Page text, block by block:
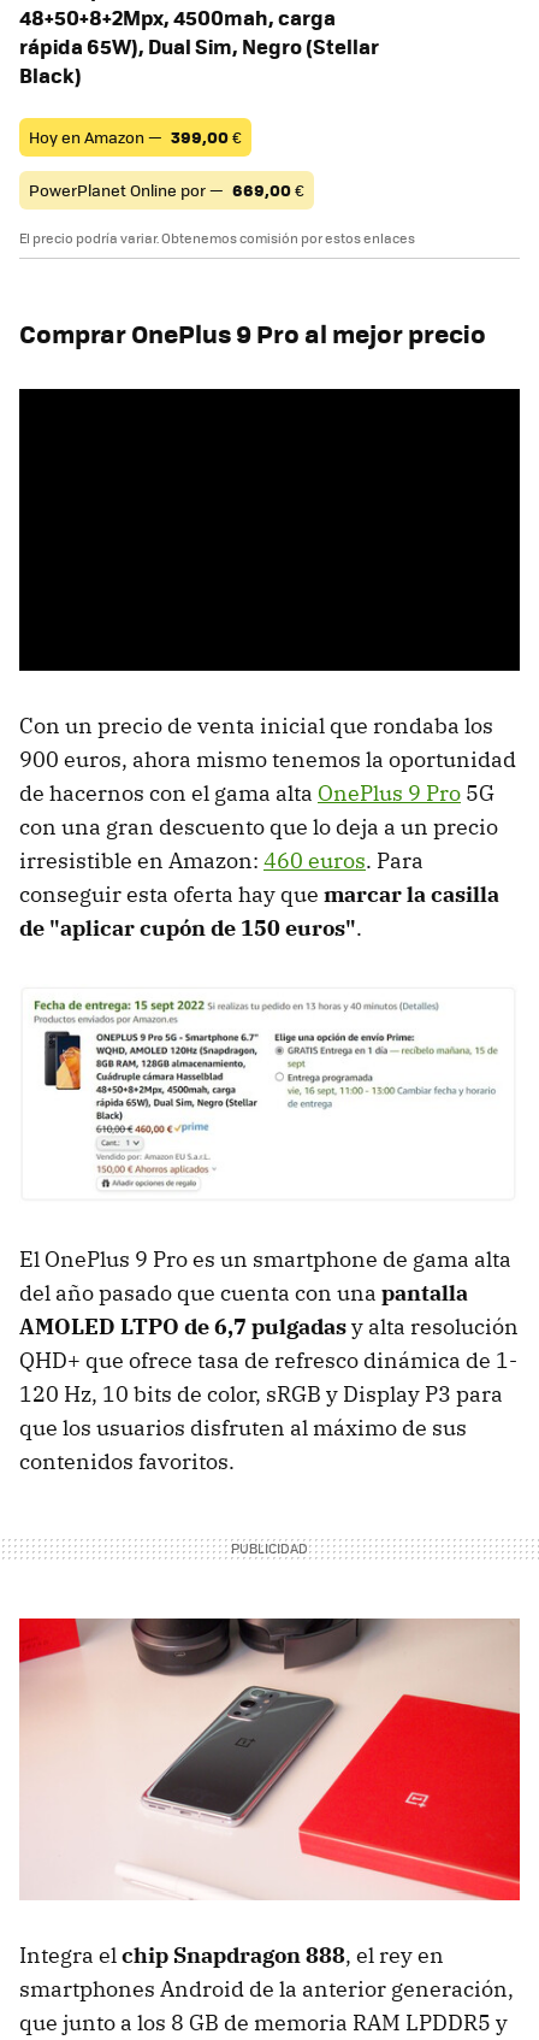
48+50+8+2Mpx, 4500mah, carga
rápida 65W), Dual Sim, Negro (Stellar
Black)
Hoy en Amazon — 399,00€
PowerPlanet Online por — 669,00€
El precio podría variar. Obtenemos comisión por estos enlaces
Comprar OnePlus 9 Pro al mejor precio
Con un precio de venta inicial que rondaba los
900 euros, ahora mismo tenemos la oportunidad
de hacernos con el gama alta OnePlus 9 Pro 5G
con una gran descuento que lo deja a un precio
irresistible en Amazon: 460 euros. Para
conseguir esta oferta hay que marcar la casilla
de "aplicar cupón de 150 euros".
El OnePlus 9 Pro es un smartphone de gama alta
del año pasado que cuenta con una pantalla
AMOLED LTPO de 6,7 pulgadasy alta resolución
QHD+ que ofrece tasa de refresco dinámica de 1-
120 Hz, 10 bits de color, sRGB y Display P3 para
que los usuarios disfruten al máximo de sus
contenidos favoritos.
Integra elchip Snapdragon 888, el rey en
smartphones Android de la anterior generación,
que junto a los 8 GB de memoria RAM LPDDR5 y